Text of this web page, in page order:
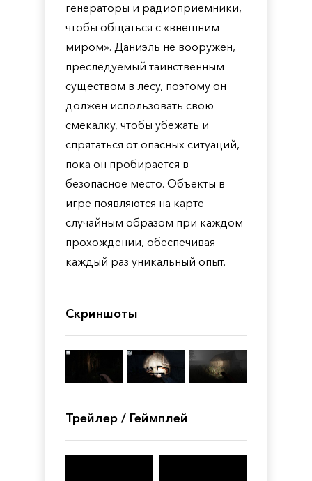
генераторы и радиоприемники,
чтобы общаться с «внешним
миром». Даниэль не вооружен,
преследуемый таинственным
существом в лесу, поэтому он
должен использовать свою
смекалку, чтобы убежать и
спрятаться от опасных ситуаций,
пока он пробирается в
безопасное место. Объекты в
игре появляются на карте
случайным образом при каждом
прохождении, обеспечивая
каждый раз уникальный опыт.
Скриншоты
Трейлер / Геймплей